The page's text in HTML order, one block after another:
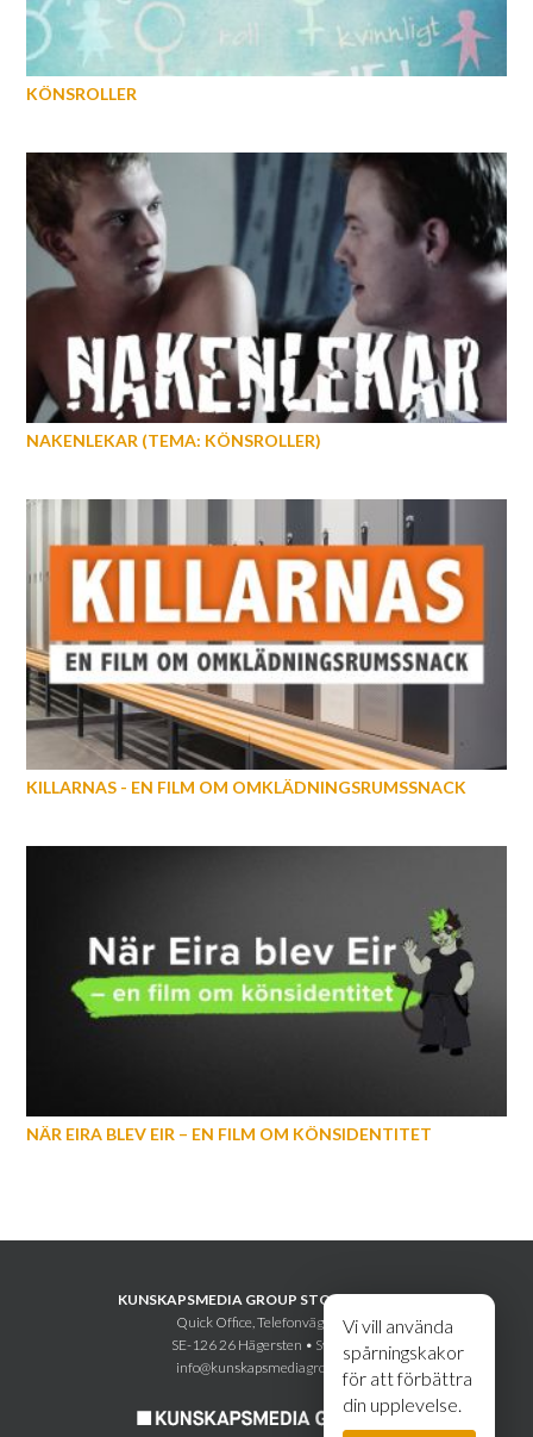
Vi vill använda
spårningskakor
för att förbättra
din upplevelse.
KÖNSROLLER
NAKENLEKAR (TEMA: KÖNSROLLER)
KILLARNAS - EN FILM OM OMKLÄDNINGSRUMSSNACK
NÄR EIRA BLEV EIR – EN FILM OM KÖNSIDENTITET
KUNSKAPSMEDIA GROUP STOCKHOLM AB
Quick Office, Telefonvägen 30
SE-126 26 Hägersten • Sweden
info@kunskapsmediagroup.se